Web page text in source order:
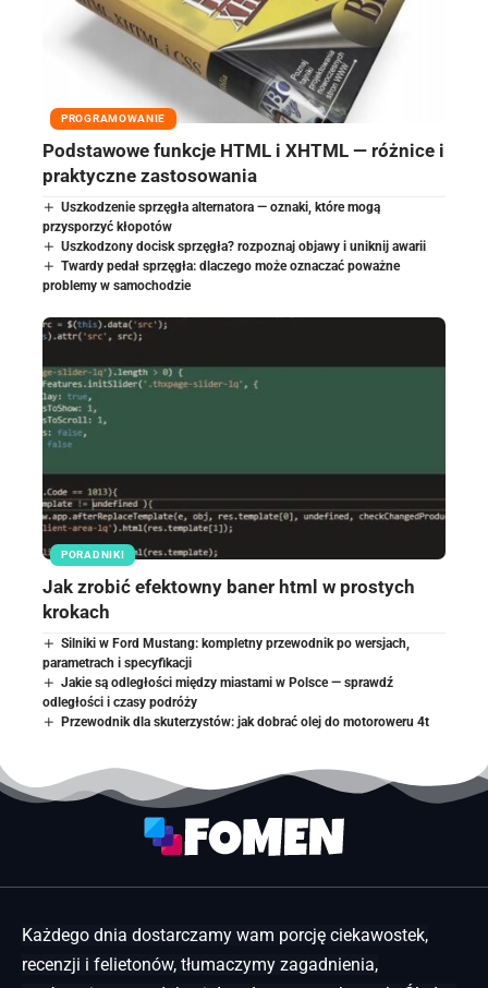
PROGRAMOWANIE
Podstawowe funkcje HTML i XHTML — różnice i
praktyczne zastosowania
Uszkodzenie sprzęgła alternatora — oznaki, które mogą
przysporzyć kłopotów
Uszkodzony docisk sprzęgła? rozpoznaj objawy i uniknij awarii
Twardy pedał sprzęgła: dlaczego może oznaczać poważne
problemy w samochodzie
PORADNIKI
Jak zrobić efektowny baner html w prostych
krokach
Silniki w Ford Mustang: kompletny przewodnik po wersjach,
parametrach i specyfikacji
Jakie są odległości między miastami w Polsce — sprawdź
odległości i czasy podróży
Przewodnik dla skuterzystów: jak dobrać olej do motoroweru 4t
Każdego dnia dostarczamy wam porcję ciekawostek,
recenzji i felietonów, tłumaczymy zagadnienia,